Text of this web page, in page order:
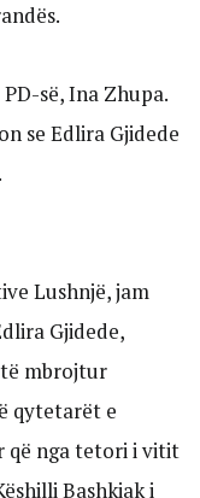
së, Ina Zhupa.
se Edlira Gjidede
Lushnjë, jam
Gjidede,
mbrojtur
qytetarët e
që nga tetori i vitit
Bashkiak i